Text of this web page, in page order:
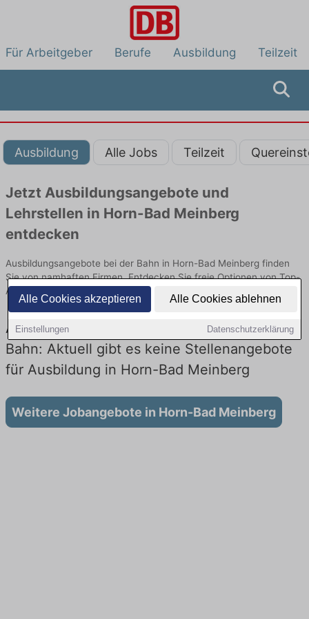
Alle Cookies akzeptieren Alle Cookies ablehnen
Einstellungen Datenschutzerklärung
Für Arbeitgeber Berufe Ausbildung Teilzeit
Ausbildung Alle Jobs Teilzeit
Jetzt Ausbildungsangebote und
Lehrstellen in Horn-Bad Meinberg
entdecken
Ausbildungsangebote bei der Bahn in Horn-Bad Meinberg finden
Sie von namhaften Firmen. Entdecken Sie freie Optionen von Top-
Arbeitgebern und bewerben Sie sich noch heute.
Ausbildung in Horn-Bad Meinberg bei der
Bahn: Aktuell gibt es keine Stellenangebote
für Ausbildung in Horn-Bad Meinberg
Weitere Jobangebote in Horn-Bad Meinberg